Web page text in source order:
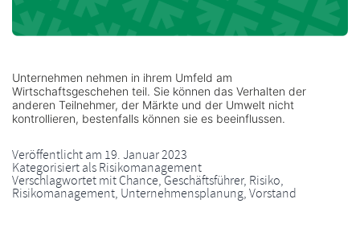
Unternehmen nehmen in ihrem Umfeld am
Wirtschaftsgeschehen teil. Sie können das Verhalten der
anderen Teilnehmer, der Märkte und der Umwelt nicht
kontrollieren, bestenfalls können sie es beeinflussen.
Veröffentlicht am 19. Januar 2023
Kategorisiert alsRisikomanagement
Verschlagwortet mitChance,Geschäftsführer, Risiko,
Risikomanagement, Unternehmensplanung,Vorstand